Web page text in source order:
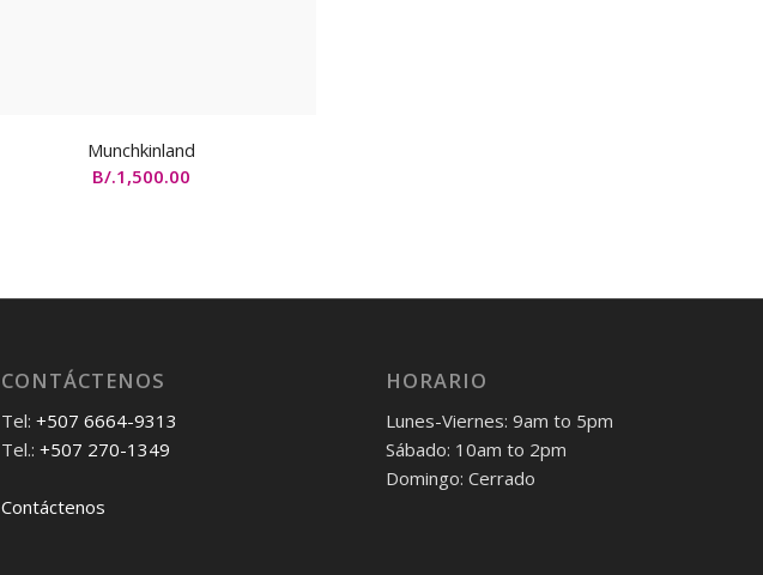
Munchkinland
B/.1,500.00
CONTÁCTENOS
Tel:+507 6664-9313
Tel.:+507 270-1349
Contáctenos
HORARIO
Lunes-Viernes: 9am to 5pm
Sábado: 10am to 2pm
Domingo: Cerrado